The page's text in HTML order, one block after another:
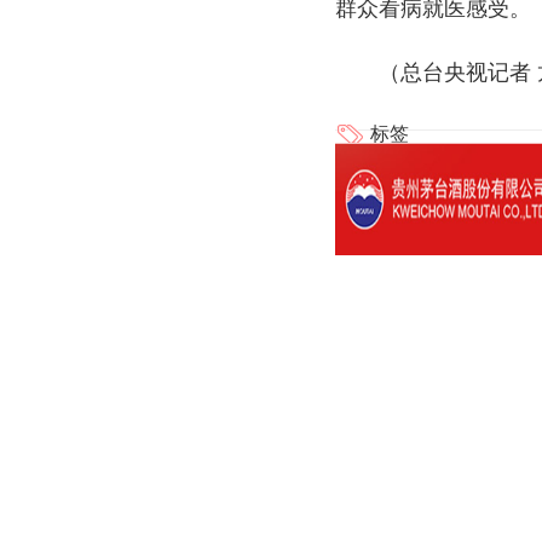
群众看病就医感受。
（总台央视记者
标签